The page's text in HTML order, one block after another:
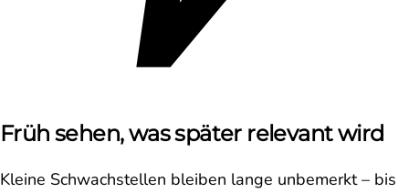
Früh sehen, was später relevant wird
Kleine Schwachstellen bleiben lange unbemerkt – bis